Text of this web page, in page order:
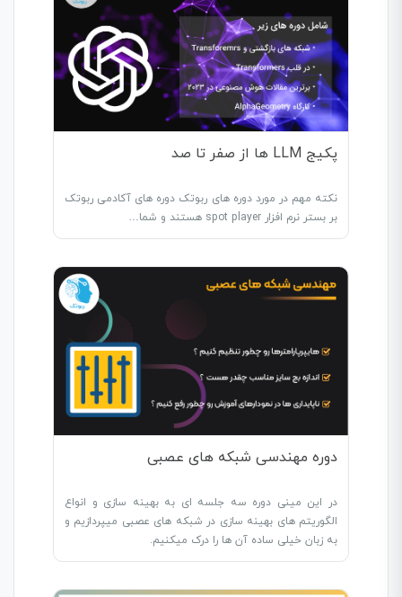
پکیج LLM ها از صفر تا صد
نکته مهم در مورد دوره های ربوتک دوره های آکادمی ربوتک
بر بستر نرم افزار spot player هستند و شما…
دوره مهندسی شبکه های عصبی
در این مینی دوره سه جلسه ای به بهینه سازی و انواع
الگوریتم های بهینه سازی در شبکه های عصبی میپردازیم و
به زبان خیلی ساده آن ها را درک میکنیم.